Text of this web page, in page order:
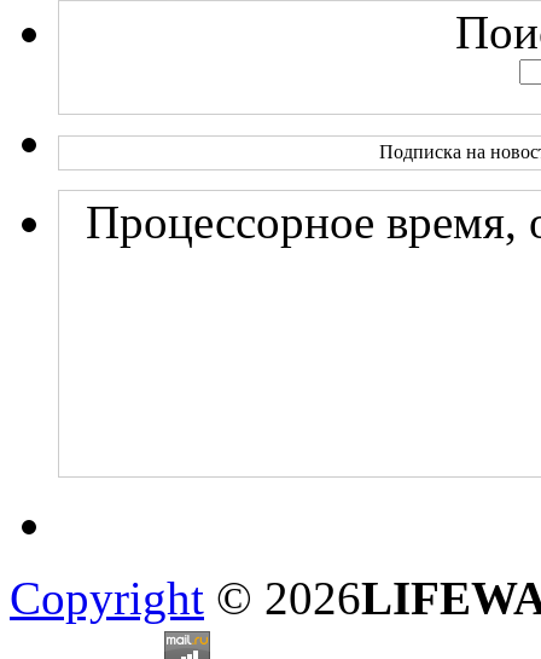
Подписка на
Процессорное время,
Copyright © 2026